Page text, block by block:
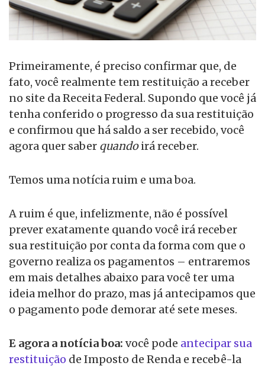
Primeiramente, é preciso confirmar que, de
fato, você realmente tem restituição a receber
no site da Receita Federal. Supondo que você já
tenha conferido o progresso da sua restituição
e confirmou que há saldo a ser recebido, você
agora quer saber quandoirá receber.
Temos uma notícia ruim e uma boa.
A ruim é que, infelizmente, não é possível
prever exatamente quando você irá receber
sua restituição por conta da forma com que o
governo realiza os pagamentos – entraremos
em mais detalhes abaixo para você ter uma
ideia melhor do prazo, mas já antecipamos que
o pagamento pode demorar até sete meses.
E agora a notícia boa: você pode antecipar sua
restituição de Imposto de Renda e recebê-la